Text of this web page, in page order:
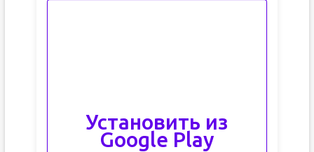
Установить из
Google Play